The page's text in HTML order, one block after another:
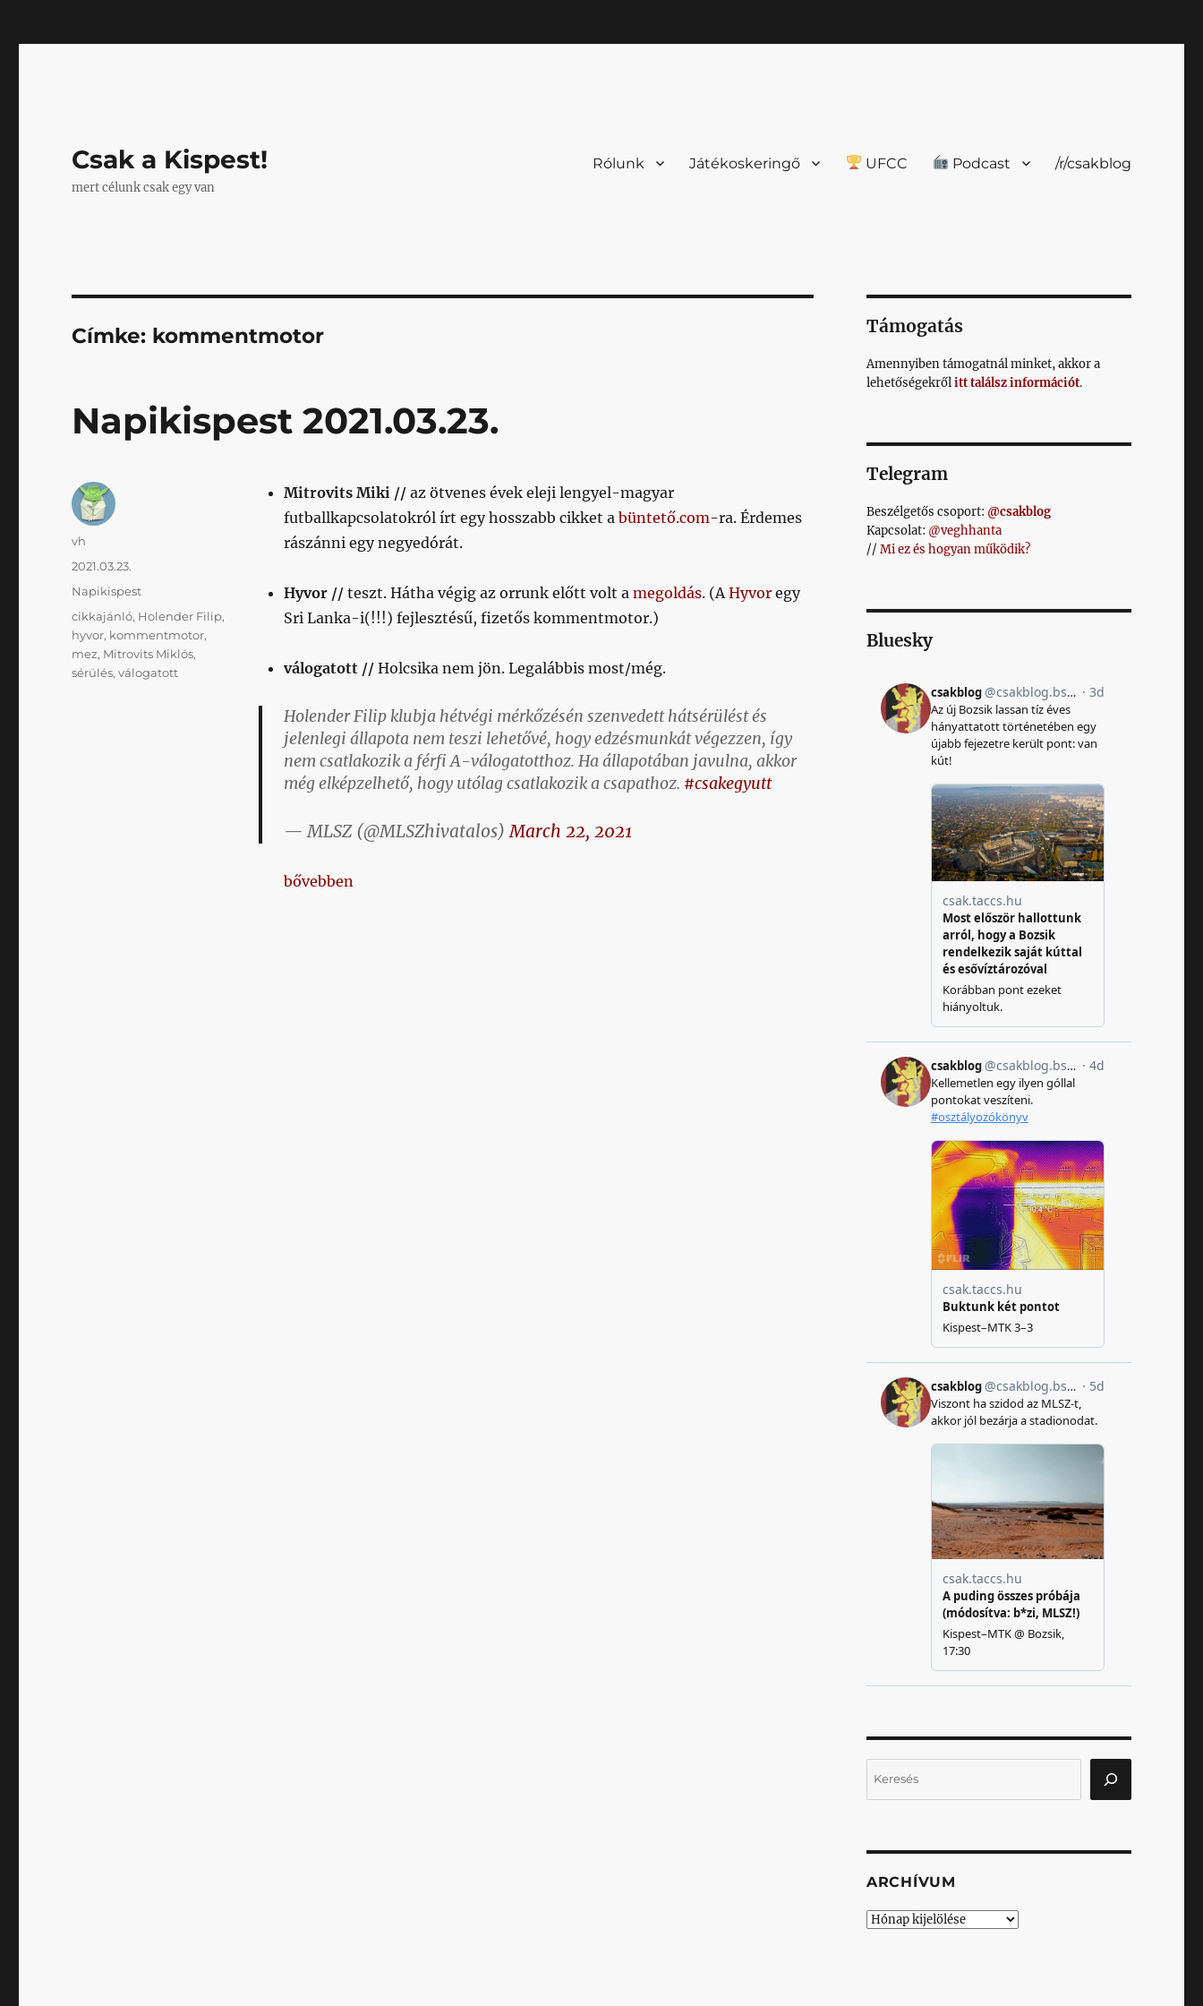
Csak a Kispest!
mert célunk csak egy van
Rólunk Játékoskeringő UFCC Podcast /r/csakblog
Címke: kommentmotor
Napikispest 2021.03.23.
Mitrovits Miki //az ötvenes évek eleji lengyel-magyar
futballkapcsolatokról írt egy hosszabb cikket a büntető.com-ra. Érdemes
rászánni egy negyedórát.
Hyvor //teszt. Hátha végig az orrunk előtt volt a megoldás. (AHyvoregy
Sri Lanka-i(!!!) fejlesztésű, fizetős kommentmotor.)
válogatott //Holcsika nem jön. Legalábbis most/még.
Holender Filip klubja hétvégi mérkőzésén szenvedett hátsérülést és
jelenlegi állapota nem teszi lehetővé, hogy edzésmunkát végezzen, így
nem csatlakozik a férfi A-válogatotthoz. Ha állapotában javulna, akkor
még elképzelhető, hogy utólag csatlakozik a csapathoz. #csakegyutt
— MLSZ (@MLSZhivatalos)March 22, 2021
„Napikispest 2021.03.23.”
bővebben
Szerző
vh
Közzétéve
2021.03.23.
Kategória
Napikispest
Címke
cikkajánló, Holender Filip,
hyvor, kommentmotor,
mez, Mitrovits Miklós,
sérülés,válogatott
Támogatás
Amennyiben támogatnál minket, akkor a
lehetőségekrőlitt találsz információt.
Telegram
Beszélgetős csoport: @csakblog
Kapcsolat: @veghhanta
// Mi ez és hogyan működik?
Bluesky
ARCHÍVUM
Archívum